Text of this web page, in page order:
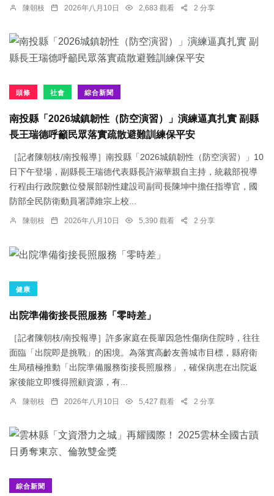
陳朝枝 2026年八月10日 2,683 觀看 2 分享
頭條 社會 綜合新聞
南投縣「2026城鎮韌性（防空演習）」演練逼真扎實 副縣
長王瑞德呼籲民眾落實疏散避難訓練保平安
［記者陳朝枝/南投報導］南投縣「2026城鎮韌性（防空演習）」10
日下午登場，副縣長王瑞德代表縣長許淑華親自主持，統裁部視導
行程由行政院數位發展部韌性建設司副司長陳坤中擔任指導官，國
防部全民防衛動員署譚維宗上校...
陳朝枝 2026年八月10日 5,390 觀看 2 分享
健康
出院準備銜接長照服務「零時差」
［記者陳朝枝/南投報導］許多家庭在長輩因急性傷病住院時，往往
面臨「出院即是挑戰」的困境。為落實高齡友善城市目標，縣府衛
生局積極推動「出院準備服務銜接長照服務」，確保病患在出院返
家後能立即獲得照顧資源，有...
陳朝枝 2026年八月10日 5,427 觀看 2 分享
綜合新聞